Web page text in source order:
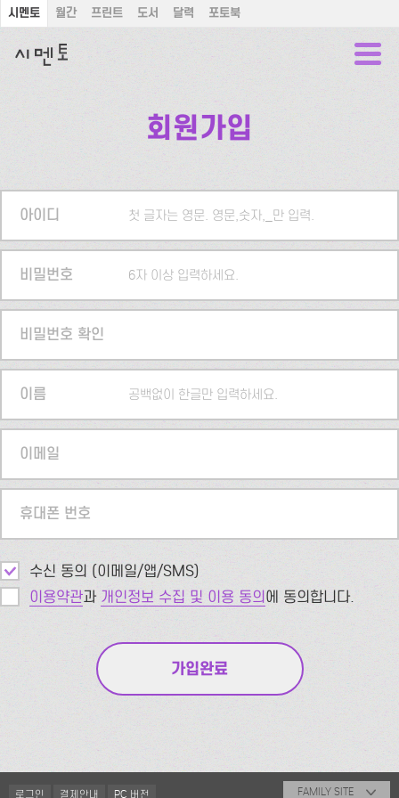
시멘토 월간 프린트 도서 달력 포토북
회원가입
아이디 첫 글자는 영문. 영문,숫자,_만 입력.
비밀번호 6자 이상 입력하세요.
비밀번호 확인
이름 공백없이 한글만 입력하세요.
이메일
휴대폰 번호
수신 동의 (이메일/앱/SMS)
이용약관과 개인정보 수집 및 이용 동의에 동의합니다.
로그인 결제안내 PC 버전 FAMILY SITE